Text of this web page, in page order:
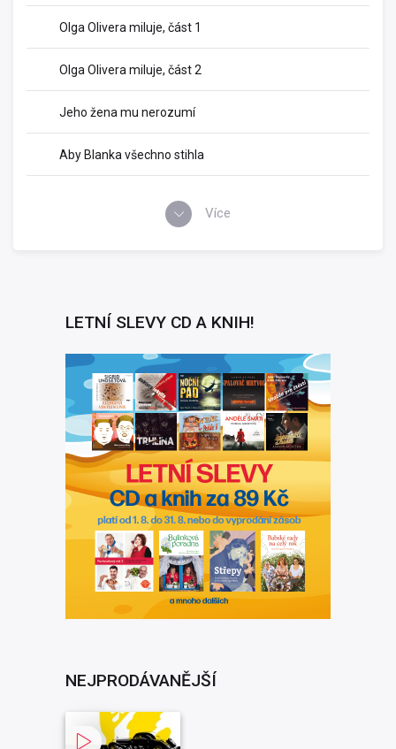
Olga Olivera miluje, část 1
Olga Olivera miluje, část 2
Jeho žena mu nerozumí
Aby Blanka všechno stihla
Více
LETNÍ SLEVY CD A KNIH!
NEJPRODÁVANĚJŠÍ